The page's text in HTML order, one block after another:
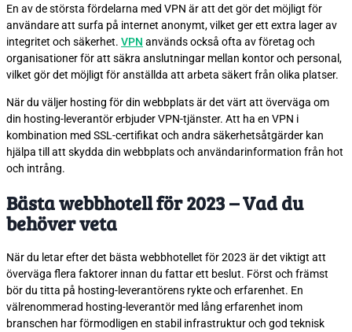
En av de största fördelarna med VPN är att det gör det möjligt för
användare att surfa på internet anonymt, vilket ger ett extra lager av
integritet och säkerhet. VPN används också ofta av företag och
organisationer för att säkra anslutningar mellan kontor och personal,
vilket gör det möjligt för anställda att arbeta säkert från olika platser.
När du väljer hosting för din webbplats är det värt att överväga om
din hosting-leverantör erbjuder VPN-tjänster. Att ha en VPN i
kombination med SSL-certifikat och andra säkerhetsåtgärder kan
hjälpa till att skydda din webbplats och användarinformation från hot
och intrång.
Bästa webbhotell för 2023 – Vad du
behöver veta
När du letar efter det bästa webbhotellet för 2023 är det viktigt att
överväga flera faktorer innan du fattar ett beslut. Först och främst
bör du titta på hosting-leverantörens rykte och erfarenhet. En
välrenommerad hosting-leverantör med lång erfarenhet inom
branschen har förmodligen en stabil infrastruktur och god teknisk